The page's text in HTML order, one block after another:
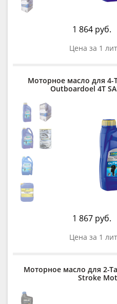
1 864 руб.
Цена за 1
Моторное масло для 4-
Outboardoel 4T
1 867 руб.
Цена за 1
Моторное масло для 2-
Stroke